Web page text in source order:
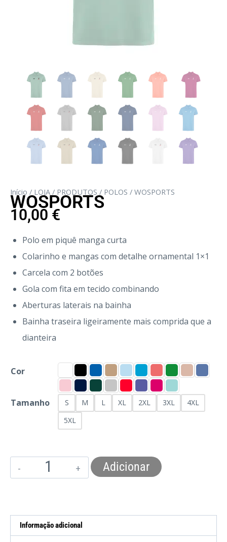
Início / LOJA / PRODUTOS / POLOS / WOSPORTS
WOSPORTS
10,00 €
Polo em piquê manga curta
Colarinho e mangas com detalhe ornamental 1×1
Carcela com 2 botões
Gola com fita em tecido combinando
Aberturas laterais na bainha
Bainha traseira ligeiramente mais comprida que a
dianteira
Cor
Tamanho S M L XL 2XL 3XL
4XL
5XL
Adicionar
Informação adicional